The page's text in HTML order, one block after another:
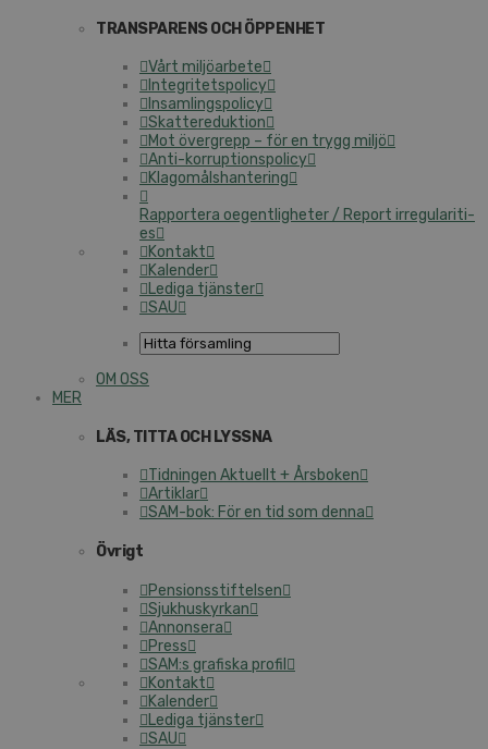
TRANS­PA­RENS OCH ÖPPENHET
Vårt mil­jö­ar­be­te
In­tegri­tets­po­li­cy
In­sam­lings­po­li­cy
Skat­te­re­duk­tion
Mot övergrepp – för en trygg miljö
An­ti-kor­rup­tions­po­li­cy
Kla­gomåls­han­te­ring
Rap­por­te­ra oe­gent­lig­he­ter / Report ir­re­gu­la­ri­ti­
es
Kontakt
Kalender
Lediga tjänster
SAU
OM OSS
MER
LÄS, TITTA OCH LYSSNA
Tidningen Aktuellt + Årsboken
Artiklar
SAM-bok: För en tid som denna
Övrigt
Pen­sions­stif­tel­sen
Sjuk­hu­s­kyr­kan
Annonsera
Press
SAM:s grafiska profil
Kontakt
Kalender
Lediga tjänster
SAU